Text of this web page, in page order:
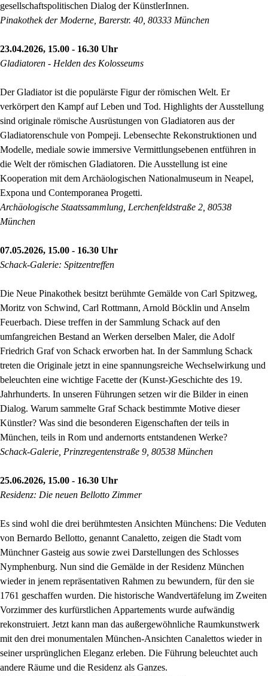
gesellschaftspolitischen Dialog der KünstlerInnen.
Pinakothek der Moderne, Barerstr. 40, 80333 München
23.04.2026, 15.00 - 16.30 Uhr
Gladiatoren - Helden des Kolosseums
Der Gladiator ist die populärste Figur der römischen Welt. Er
verkörpert den Kampf auf Leben und Tod. Highlights der Ausstellung
sind originale römische Ausrüstungen von Gladiatoren aus der
Gladiatorenschule von Pompeji. Lebensechte Rekonstruktionen und
Modelle, mediale sowie immersive Vermittlungsebenen entführen in
die Welt der römischen Gladiatoren. Die Ausstellung ist eine
Kooperation mit dem Archäologischen Nationalmuseum in Neapel,
Expona und Contemporanea Progetti.
Archäologische Staatssammlung, Lerchenfeldstraße 2, 80538
München
07.05.2026, 15.00 - 16.30 Uhr
Schack-Galerie: Spitzentreffen
Die Neue Pinakothek besitzt berühmte Gemälde von Carl Spitzweg,
Moritz von Schwind, Carl Rottmann, Arnold Böcklin und Anselm
Feuerbach. Diese treffen in der Sammlung Schack auf den
umfangreichen Bestand an Werken derselben Maler, die Adolf
Friedrich Graf von Schack erworben hat. In der Sammlung Schack
treten die Originale jetzt in eine spannungsreiche Wechselwirkung und
beleuchten eine wichtige Facette der (Kunst-)Geschichte des 19.
Jahrhunderts. In unseren Führungen setzen wir die Bilder in einen
Dialog. Warum sammelte Graf Schack bestimmte Motive dieser
Künstler? Was sind die besonderen Eigenschaften der teils in
München, teils in Rom und andernorts entstandenen Werke?
Schack-Galerie, Prinzregentenstraße 9, 80538 München
25.06.2026, 15.00 - 16.30 Uhr
Residenz: Die neuen Bellotto Zimmer
Es sind wohl die drei berühmtesten Ansichten Münchens: Die Veduten
von Bernardo Bellotto, genannt Canaletto, zeigen die Stadt vom
Münchner Gasteig aus sowie zwei Darstellungen des Schlosses
Nymphenburg. Nun sind die Gemälde in der Residenz München
wieder in jenem repräsentativen Rahmen zu bewundern, für den sie
1761 geschaffen wurden. Die historische Wandvertäfelung im Zweiten
Vorzimmer des kurfürstlichen Appartements wurde aufwändig
rekonstruiert. Jetzt kann man das außergewöhnliche Raumkunstwerk
mit den drei monumentalen München-Ansichten Canalettos wieder in
seiner ursprünglichen Eleganz erleben. Die Führung beleuchtet auch
andere Räume und die Residenz als Ganzes.